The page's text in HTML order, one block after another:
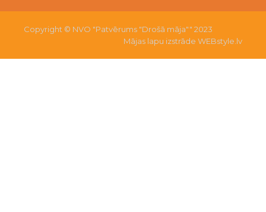
Copyright © NVO "Patvērums "Drošā māja"" 2023
Mājas lapu izstrāde WEBstyle.lv